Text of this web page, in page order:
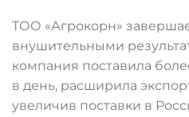
ТОО «Агрокорн»
внушительными
компания поставила
в день, расширила
увеличив поставки в